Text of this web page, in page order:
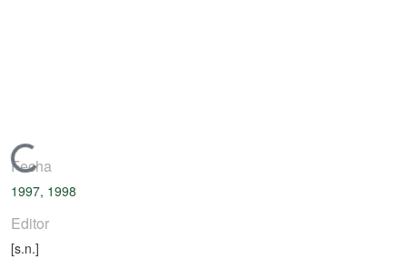
Cargando...
Fecha
1997, 1998
Editor
[s.n.]